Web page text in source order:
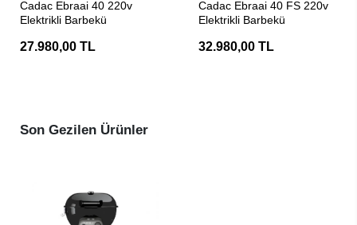
Cadac Ebraai 40 220v
Elektrikli Barbekü
27.980,00 TL
Cadac Ebraai 40 FS 220v
Elektrikli Barbekü
32.980,00 TL
Son Gezilen Ürünler